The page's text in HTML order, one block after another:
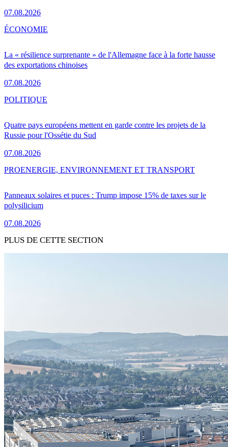
07.08.2026
La « résilience surprenante » de l'Allemagne face à la forte hausse
des exportations chinoises
07.08.2026
ÉCONOMIE
Quatre pays européens mettent en garde contre les projets de la
Russie pour l'Ossétie du Sud
07.08.2026
POLITIQUE
Panneaux solaires et puces : Trump impose 15% de taxes sur le
polysilicium
07.08.2026
PROENERGIE, ENVIRONNEMENT ET TRANSPORT
PLUS DE CETTE SECTION